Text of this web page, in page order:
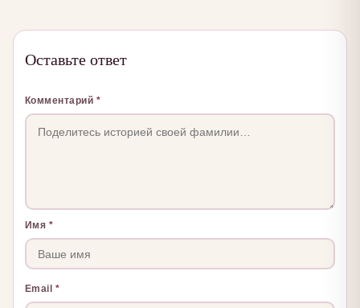
Оставьте ответ
Комментарий *
Имя *
Email *